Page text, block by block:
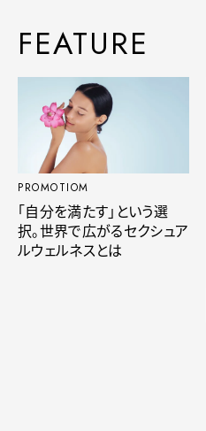
FEATURE
PROMOTIOM
「自分を満たす」という選
択。世界で広がるセクシュア
ルウェルネスとは